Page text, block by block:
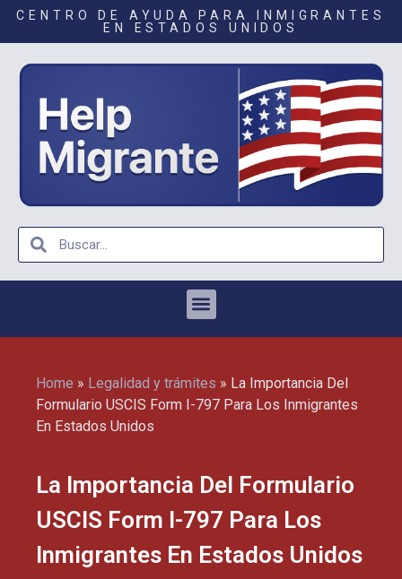
CENTRO DE AYUDA PARA INMIGRANTES
EN ESTADOS UNIDOS
Home » Legalidad y trámites » La Importancia Del
Formulario USCIS Form I-797 Para Los Inmigrantes
En Estados Unidos
La Importancia Del Formulario
USCIS Form I-797 Para Los
Inmigrantes En Estados Unidos